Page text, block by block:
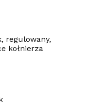
regulowany,
kołnierza